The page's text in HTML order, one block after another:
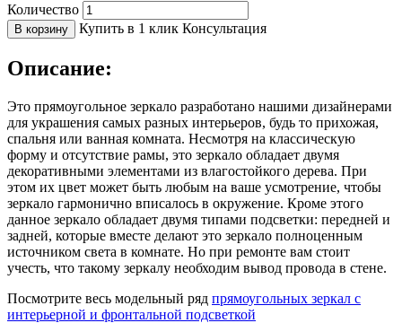
Количество
В корзину Купить в 1 клик Консультация
Описание:
Это прямоугольное зеркало разработано нашими дизайнерами
для украшения самых разных интерьеров, будь то прихожая,
спальня или ванная комната. Несмотря на классическую
форму и отсутствие рамы, это зеркало обладает двумя
декоративными элементами из влагостойкого дерева. При
этом их цвет может быть любым на ваше усмотрение, чтобы
зеркало гармонично вписалось в окружение. Кроме этого
данное зеркало обладает двумя типами подсветки: передней и
задней, которые вместе делают это зеркало полноценным
источником света в комнате. Но при ремонте вам стоит
учесть, что такому зеркалу необходим вывод провода в стене.
Посмотрите весь модельный ряд прямоугольных зеркал с
интерьерной и фронтальной подсветкой